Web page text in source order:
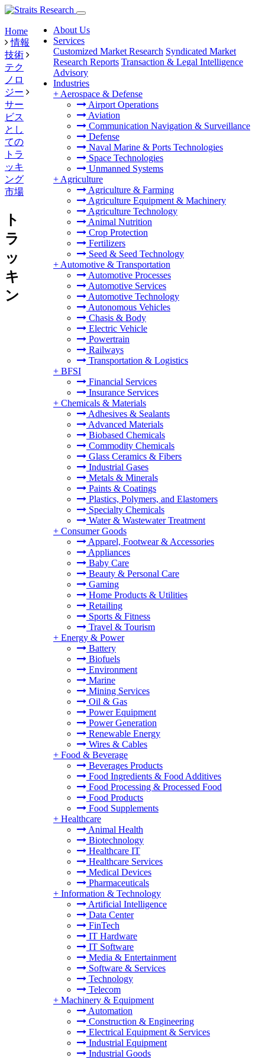
About Us
Services
Customized Market Research Syndicated Market
Research Reports Transaction & Legal Intelligence
Advisory
Industries
+ Aerospace & Defense
Airport Operations
Aviation
Communication Navigation & Surveillance
Defense
Naval Marine & Ports Technologies
Space Technologies
Unmanned Systems
+ Agriculture
Agriculture & Farming
Agriculture Equipment & Machinery
Agriculture Technology
Animal Nutrition
Crop Protection
Fertilizers
Seed & Seed Technology
+ Automotive & Transportation
Automotive Processes
Automotive Services
Automotive Technology
Autonomous Vehicles
Chasis & Body
Electric Vehicle
Powertrain
Railways
Transportation & Logistics
+ BFSI
Financial Services
Insurance Services
+ Chemicals & Materials
Adhesives & Sealants
Advanced Materials
Biobased Chemicals
Commodity Chemicals
Glass Ceramics & Fibers
Industrial Gases
Metals & Minerals
Paints & Coatings
Plastics, Polymers, and Elastomers
Specialty Chemicals
Water & Wastewater Treatment
+ Consumer Goods
Apparel, Footwear & Accessories
Appliances
Baby Care
Beauty & Personal Care
Gaming
Home Products & Utilities
Retailing
Sports & Fitness
Travel & Tourism
+ Energy & Power
Battery
Biofuels
Environment
Marine
Mining Services
Oil & Gas
Power Equipment
Power Generation
Renewable Energy
Wires & Cables
+ Food & Beverage
Beverages Products
Food Ingredients & Food Additives
Food Processing & Processed Food
Food Products
Food Supplements
+ Healthcare
Animal Health
Biotechnology
Healthcare IT
Healthcare Services
Medical Devices
Pharmaceuticals
+ Information & Technology
Artificial Intelligence
Data Center
FinTech
IT Hardware
IT Software
Media & Entertainment
Software & Services
Technology
Telecom
+ Machinery & Equipment
Automation
Construction & Engineering
Electrical Equipment & Services
Industrial Equipment
Industrial Goods
Home
情報
技術
テク
ノロ
ジー
サー
ビス
とし
ての
トラ
ッキ
ング
市場
ト
ラ
ッ
キ
ン